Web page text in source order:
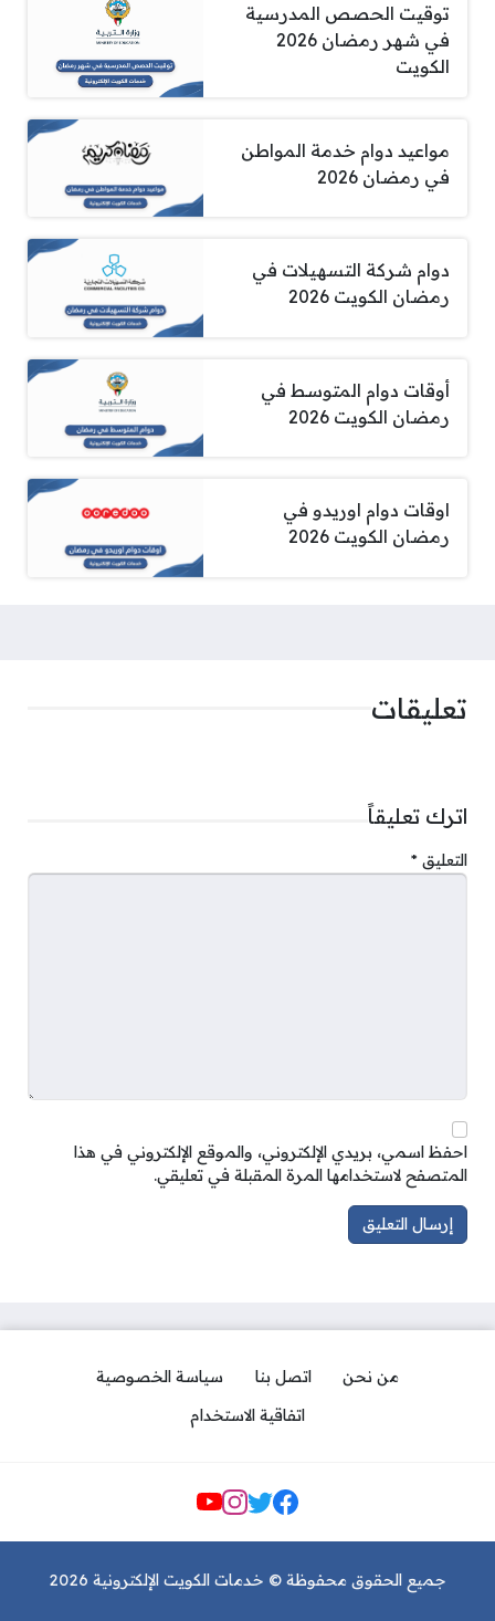
توقيت الحصص المدرسية
في شهر رمضان 2026
الكويت
مواعيد دوام خدمة المواطن
في رمضان 2026
دوام شركة التسهيلات في
رمضان الكويت 2026
أوقات دوام المتوسط في
رمضان الكويت 2026
اوقات دوام اوريدو في
رمضان الكويت 2026
تعليقات
اترك تعليقاً
التعليق *
احفظ اسمي، بريدي الإلكتروني، والموقع الإلكتروني في هذا
المتصفح لاستخدامها المرة المقبلة في تعليقي.
من نحن اتصل بنا
سياسة الخصوصية
اتفاقية الاستخدام
مواقع التواصل
جميع الحقوق محفوظة © خدمات الكويت الإلكترونية 2026